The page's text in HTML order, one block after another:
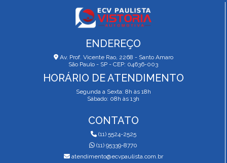
ENDEREÇO
Av. Prof. Vicente Rao, 2268 - Santo Amaro
São Paulo - SP - CEP: 04636-003
HORÁRIO DE ATENDIMENTO
Segunda a Sexta: 8h às 18h
Sábado: 08h às 13h
CONTATO
(11) 5524-2525
(11) 95339-8770
atendimento@ecvpaulista.com.br